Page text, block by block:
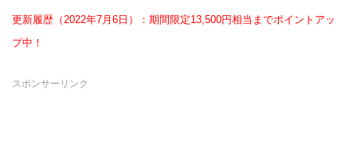
更新履歴（2022年7月6日）：期間限定13,500円相当までポイントアッ
プ中！
スポンサーリンク